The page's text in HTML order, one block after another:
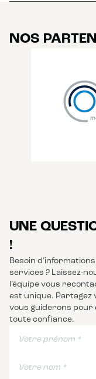
NOS
UNE
!
Besoin
services ? Laissez-
l’équipe vous
est unique. Partagez
vous guiderons pour
toute confiance.